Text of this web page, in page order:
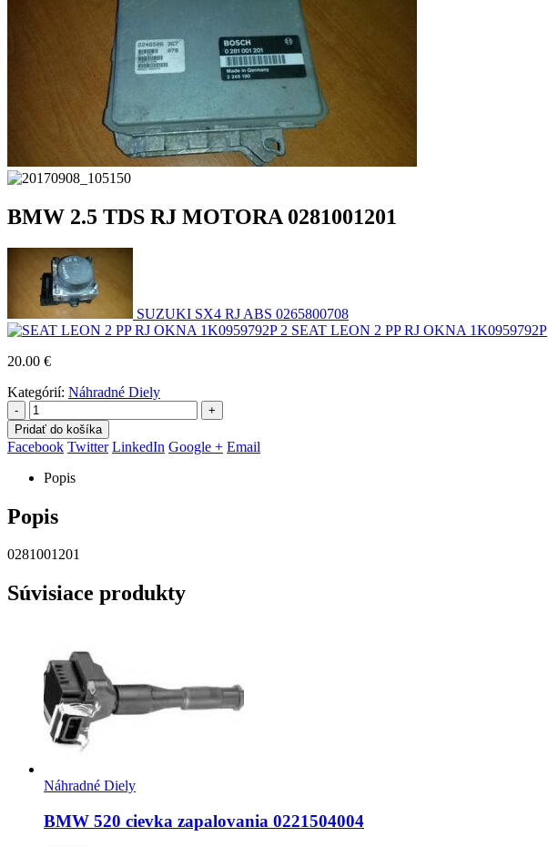
BMW 2.5 TDS RJ MOTORA 0281001201
SUZUKI SX4 RJ ABS 0265800708
SEAT LEON 2 PP RJ OKNA 1K0959792P
20.00 €
Kategórií: Náhradné Diely
-
+
Pridať do košíka
Facebook Twitter LinkedIn Google + Email
Popis
Popis
0281001201
Súvisiace produkty
Náhradné Diely
BMW 520 cievka zapalovania 0221504004